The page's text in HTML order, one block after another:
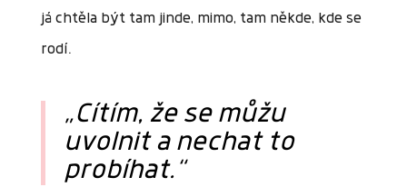
já chtěla být tam jinde, mimo, tam někde, kde se
rodí.
„Cítím, že se můžu
uvolnit a nechat to
probíhat. “